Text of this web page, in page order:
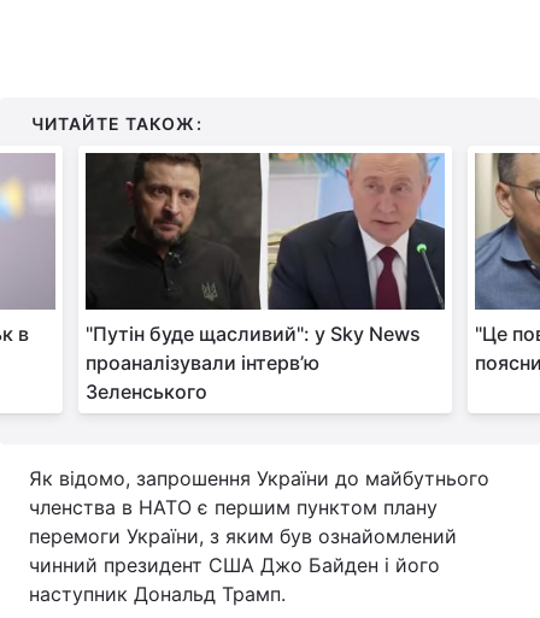
ЧИТАЙТЕ ТАКОЖ:
в
"Путін буде щасливий": у Sky News
проаналізували інтерв’ю
Зеленського
"Це
Як відомо, запрошення України до майбутнього
членства в НАТО є першим пунктом плану
перемоги України, з яким був ознайомлений
чинний президент США Джо Байден і його
наступник Дональд Трамп.